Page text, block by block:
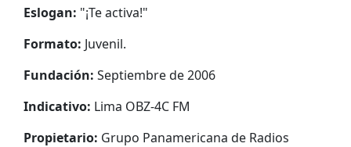
Eslogan: "¡Te activa!"
Formato: Juvenil.
Fundación: Septiembre de 2006
Indicativo: Lima OBZ-4C FM
Propietario: Grupo Panamericana de Radios